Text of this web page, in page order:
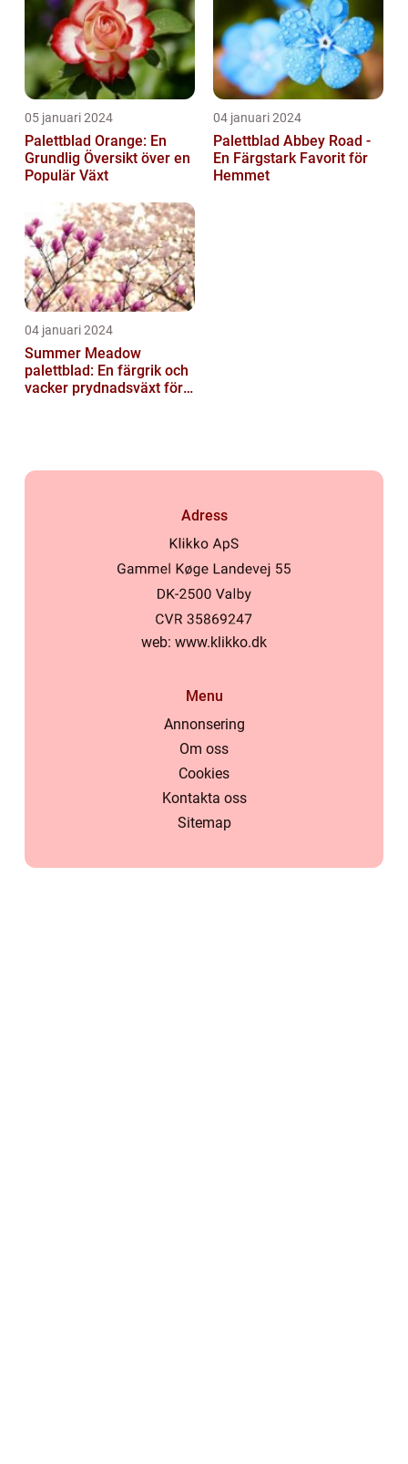
05 januari 2024
Palettblad Orange: En
Grundlig Översikt över en
Populär Växt
04 januari 2024
Palettblad Abbey Road -
En Färgstark Favorit för
Hemmet
04 januari 2024
Summer Meadow
palettblad: En färgrik och
vacker prydnadsväxt för
Adress
web: www.klikko.dk
Menu
Annonsering
Om oss
Cookies
Kontakta oss
Sitemap